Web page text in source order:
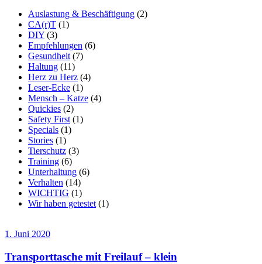
Auslastung & Beschäftigung (2)
CA(r)T (1)
DIY (3)
Empfehlungen (6)
Gesundheit(7)
Haltung (11)
Herz zu Herz (4)
Leser-Ecke (1)
Mensch – Katze (4)
Quickies (2)
Safety First(1)
Specials (1)
Stories (1)
Tierschutz (3)
Training (6)
Unterhaltung (6)
Verhalten (14)
WICHTIG (1)
Wir haben getestet(1)
1. Juni 2020
Transporttasche mit Freilauf – klein